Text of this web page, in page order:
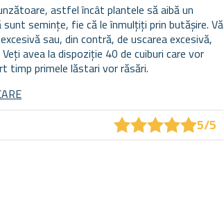
astfel încât plantele să aibă un
semințe, fie că le înmulțiți prin butășire. Vă
sau, din contră, de uscarea excesivă,
avea la dispoziție 40 de cuiburi care vor
timp primele lăstari vor răsări.
★★★★★
★★★★★5/5